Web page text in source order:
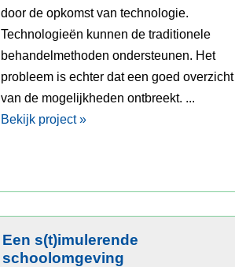
door de opkomst van technologie.
Technologieën kunnen de traditionele
behandelmethoden ondersteunen. Het
probleem is echter dat een goed overzicht
van de mogelijkheden ontbreekt. ...
Bekijk project »
Een s(t)imulerende
schoolomgeving